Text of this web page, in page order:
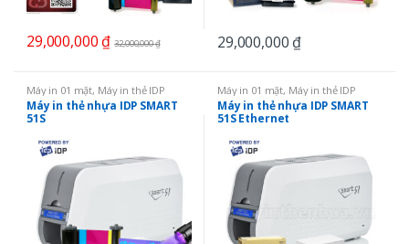
29,000,000 ₫ 32,000,000₫ 29,000,000 ₫
Máy in 01 mặt, Máy in thẻ IDP
SMART Máy in thẻ nhựa,SMART
51
Máy in thẻ nhựa IDP SMART
51S
Máy in 01 mặt, Máy in thẻ IDP
SMART Máy in thẻ nhựa,Máy in
thẻ qua mạng LAN, SMART 51
Máy in thẻ nhựa IDP SMART
51S Ethernet